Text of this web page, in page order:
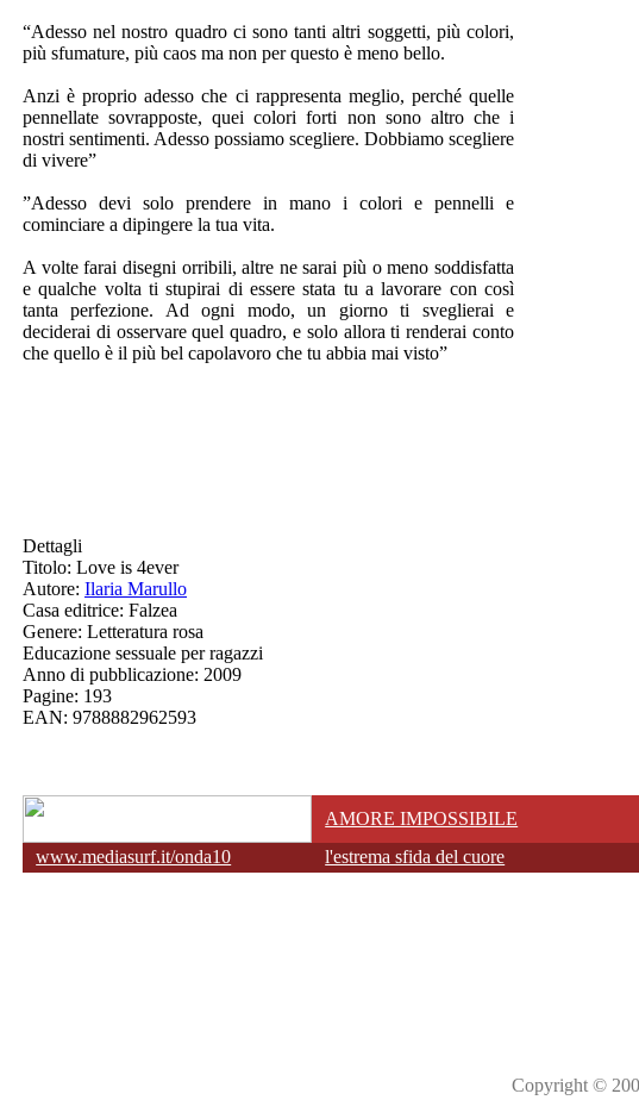
“Adesso nel nostro quadro ci sono tanti altri soggetti, più colori,
più sfumature, più caos ma non per questo è meno bello.
Anzi è proprio adesso che ci rappresenta meglio, perché quelle
pennellate sovrapposte, quei colori forti non sono altro che i
nostri sentimenti. Adesso possiamo scegliere. Dobbiamo scegliere
di vivere”
”Adesso devi solo prendere in mano i colori e pennelli e
cominciare a dipingere la tua vita.
A volte farai disegni orribili, altre ne sarai più o meno soddisfatta
e qualche volta ti stupirai di essere stata tu a lavorare con così
tanta perfezione. Ad ogni modo, un giorno ti sveglierai e
deciderai di osservare quel quadro, e solo allora ti renderai conto
che quello è il più bel capolavoro che tu abbia mai visto”
Dettagli
Titolo: Love is 4ever
Autore: Ilaria Marullo
Casa editrice: Falzea
Genere: Letteratura rosa
Educazione sessuale per ragazzi
Anno di pubblicazione: 2009
Pagine: 193
EAN: 9788882962593
AMORE IMPOSSIBILE
www.mediasurf.it/onda10
l'estrema sfida del cuore
Copyright ©